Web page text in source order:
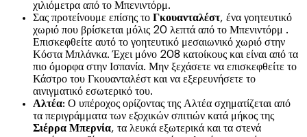
χιλιόμετρα από το Μπενιντόρμ.
Σας προτείνουμε επίσης το Γκουανταλέστ, ένα γοητευτικό
χωριό που βρίσκεται μόλις 20 λεπτά από το Μπενιντόρμ .
Επισκεφθείτε αυτό το γοητευτικό μεσαιωνικό χωριό στην
Κόστα Μπλάνκα. Έχει μόνο 208 κατοίκους και είναι από τα
πιο όμορφα στην Ισπανία. Μην ξεχάσετε να επισκεφθείτε το
Κάστρο του Γκουανταλέστ και να εξερευνήσετε το
αινιγματικό εσωτερικό του.
Αλτέα: Ο υπέροχος ορίζοντας της Αλτέα σχηματίζεται από
τα περιγράμματα των εξοχικών σπιτιών κατά μήκος της
Σιέρρα Μπερνία, τα λευκά εξωτερικά και τα στενά